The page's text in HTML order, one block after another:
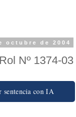
octubre de 2004
Nº 1374-03
con IA